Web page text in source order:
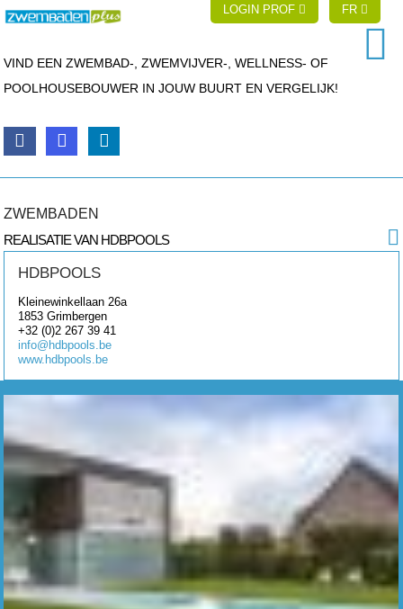
LOGIN PROF FR
VIND EEN ZWEMBAD-, ZWEMVIJVER-, WELLNESS- OF
POOLHOUSEBOUWER IN JOUW BUURT EN VERGELIJK!
ZWEMBADEN
REALISATIE VAN HDBPOOLS
HDBPOOLS
Kleinewinkellaan 26a
1853Grimbergen
+32 (0)2 267 39 41
info@hdbpools.be
www.hdbpools.be